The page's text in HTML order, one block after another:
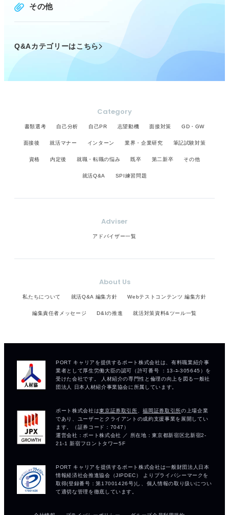
その他
Q&Aカテゴリーはこちら
Category
書類選考 自己分析 自己PR 志望動機 面接対策 GD・GW
面接後 就活マナー インターン 業界・企業研究 筆記試験対策
資格 内定後 就職・転職の悩み 既卒 第二新卒 その他
就活Q&A SPI練習問題
Adviser
アドバイザー一覧
About Us
私たちについて 就活Q&A 編集方針 Webテストコンテンツ 編集方針
編集責任者メッセージ D&Iの推進 就活対策資料&ツール一覧